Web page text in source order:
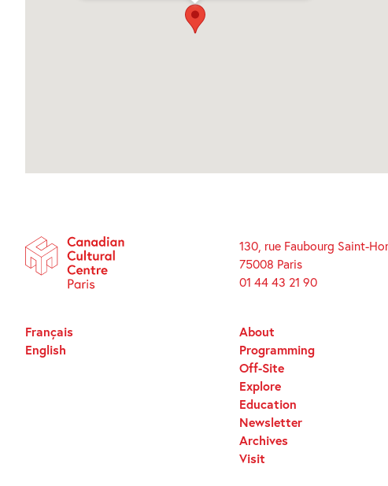
130, rue Faubourg Saint-
75008 Paris
01 44 43 21 90
About
Programming
Off-Site
Explore
Education
Newsletter
Archives
Visit
Français
English